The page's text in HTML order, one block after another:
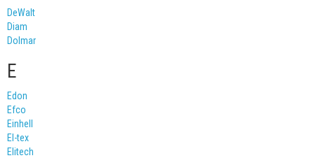
DeWalt
Diam
Dolmar
E
Edon
Efco
Einhell
El-tex
Elitech